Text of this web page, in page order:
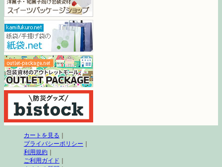
カートを見る ｜
プライバシーポリシー ｜
利用規約 ｜
ご利用ガイド ｜